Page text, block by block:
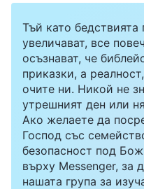
Тъй като
увеличават, все
осъзнават, че
приказки, а
очите ни. Никой не
утрешният ден или
Ако желаете да
Господ със
безопасност под
върху Messenger, за
нашата група за